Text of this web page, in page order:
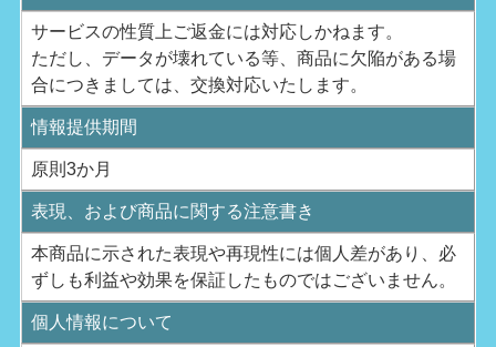
サービスの性質上ご返金には対応しかねます。
ただし、データが壊れている等、商品に欠陥がある場
合につきましては、交換対応いたします。
情報提供期間
原則3か月
表現、および商品に関する注意書き
本商品に示された表現や再現性には個人差があり、必
ずしも利益や効果を保証したものではございません。
個人情報について